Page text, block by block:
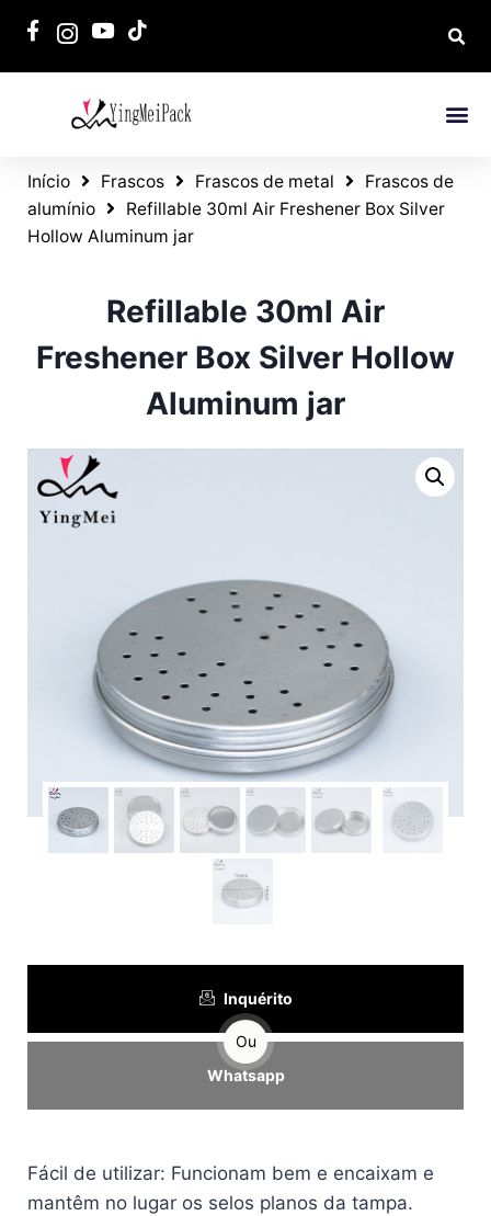
Início Frascos Frascos de metal
Frascos de
alumínio
Refillable 30ml Air Freshener Box Silver
Hollow Aluminum jar
Refillable 30ml Air
Freshener Box Silver Hollow
Aluminum jar
Inquérito
Ou
Whatsapp
Fácil de utilizar: Funcionam bem e encaixam e
mantêm no lugar os selos planos da tampa.